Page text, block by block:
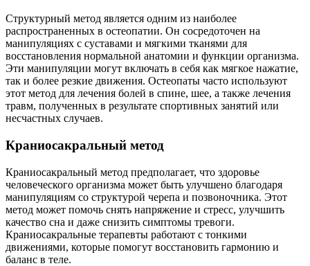
Структурный метод является одним из наиболее
распространенных в остеопатии. Он сосредоточен на
манипуляциях с суставами и мягкими тканями для
восстановления нормальной анатомии и функции организма.
Эти манипуляции могут включать в себя как мягкое нажатие,
так и более резкие движения. Остеопаты часто используют
этот метод для лечения болей в спине, шее, а также лечения
травм, полученных в результате спортивных занятий или
несчастных случаев.
Краниосакральный метод
Краниосакральный метод предполагает, что здоровье
человеческого организма может быть улучшено благодаря
манипуляциям со структурой черепа и позвоночника. Этот
метод может помочь снять напряжение и стресс, улучшить
качество сна и даже снизить симптомы тревоги.
Краниосакральные терапевты работают с тонкими
движениями, которые помогут восстановить гармонию и
баланс в теле.